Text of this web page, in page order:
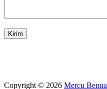
Copyright © 2026 Mercu Benua